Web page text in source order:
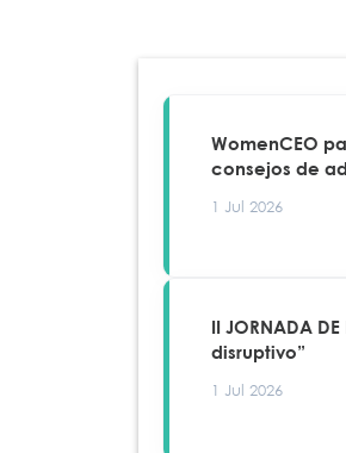
WomenCEO
consejos de
1 Jul 2026
II JORNADA
disruptivo”
1 Jul 2026